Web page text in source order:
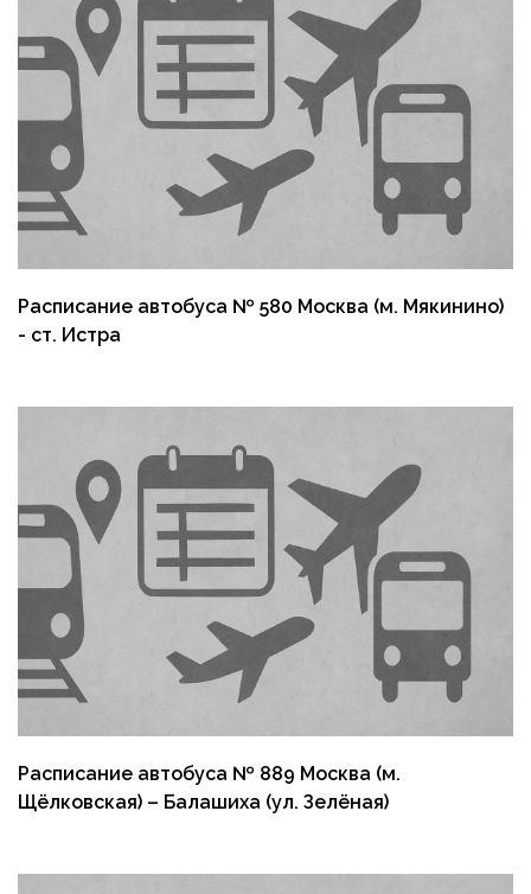
Расписание автобуса № 580 Москва (м. Мякинино)
- ст. Истра
Расписание автобуса № 889 Москва (м.
Щёлковская) – Балашиха (ул. Зелёная)